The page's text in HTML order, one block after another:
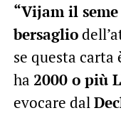
“Vijam il seme
bersaglio
se questa carta
ha 2000 o più
evocare dal